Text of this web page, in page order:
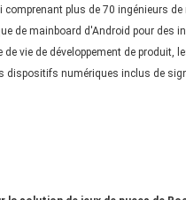
comprenant plus de 70 ingénieurs
de mainboard d'Android pour des
vie de développement de
dispositifs numériques inclus de